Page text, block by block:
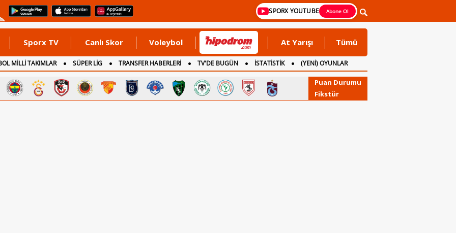
SPORX YOUTUBE Abone Ol
Sporx TV Canlı Skor Voleybol At Yarışı Tümü
MİLLİ TAKIMLAR SÜPER LİG TRANSFER HABERLERİ TV'DE BUGÜN İSTATİSTİK
(YENİ) OYUNLAR
Puan Durumu
Fikstür